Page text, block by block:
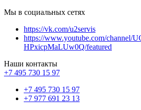
Мы в социальных сетях
https://vk.com/u2servis
https://www.youtube.com/channel/
HPxicpMaLUw0Q/featured
Наши контакты
+7 495 730 15 97
+7 495 730 15 97
+7 977 691 23 13